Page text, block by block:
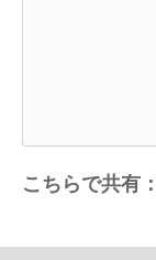
こちらで共有：